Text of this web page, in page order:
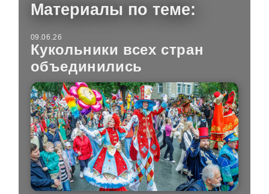
Материалы по теме:
09.06.26
Кукольники всех стран
объединились